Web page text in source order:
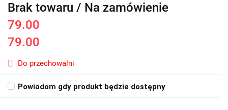
Brak towaru / Na zamówienie
79.00
79.00
Do przechowalni
Powiadom gdy produkt będzie dostępny